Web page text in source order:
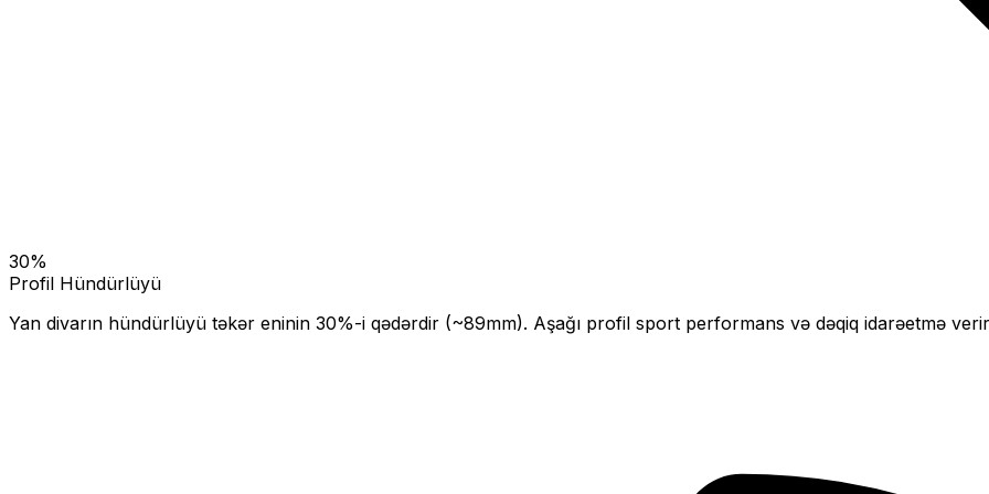
30%
Profil Hündürlüyü
Yan divarın hündürlüyü təkər eninin 30%-i qədərdir (~89mm). Aşağı profil sport performans və dəqiq idarəetmə